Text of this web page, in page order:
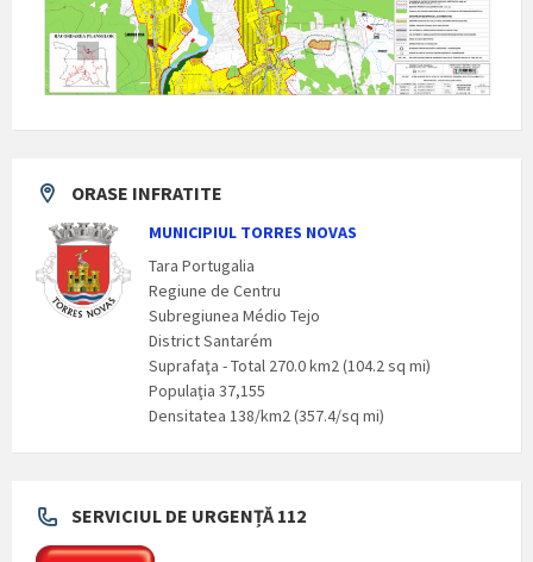
ORASE INFRATITE
MUNICIPIUL TORRES NOVAS
Tara Portugalia
Regiune de Centru
Subregiunea Médio Tejo
District Santarém
Suprafaţa - Total 270.0 km2 (104.2 sq mi)
Populaţia 37,155
Densitatea 138/km2 (357.4/sq mi)
SERVICIUL DE URGENȚĂ 112